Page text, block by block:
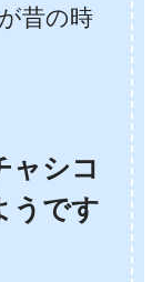
昔の時
ャシコ
うです